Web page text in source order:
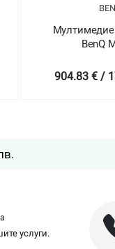
BenQ
586.8 € /
услуги.